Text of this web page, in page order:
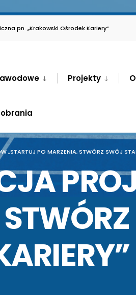
pn. „Krakowski Ośrodek Kariery”
Projekty
„STARTUJ PO MARZENIA, STWÓRZ SWÓJ